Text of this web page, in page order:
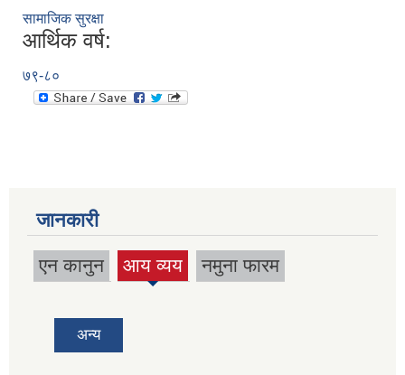
सामाजिक सुरक्षा
आर्थिक वर्ष:
७९-८०
जानकारी
एन कानुन आय व्यय
(active
नमुना फारम
अन्य